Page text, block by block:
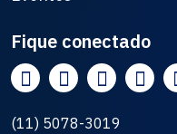
Fique conectado
(11) 5078-3019